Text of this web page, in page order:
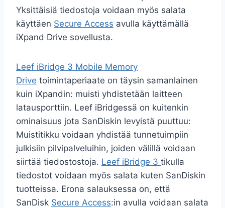
Yksittäisiä tiedostoja voidaan myös salata
käyttäen Secure Access avulla käyttämällä
iXpand Drive sovellusta.
Leef iBridge 3 Mobile Memory
Drive toimintaperiaate on täysin samanlainen
kuin iXpandin: muisti yhdistetään laitteen
latausporttiin. Leef iBridgessä on kuitenkin
ominaisuus jota SanDiskin levyistä puuttuu:
Muistitikku voidaan yhdistää tunnetuimpiin
julkisiin pilvipalveluihin, joiden välillä voidaan
siirtää tiedostostoja. Leef iBridge 3 tikulla
tiedostot voidaan myös salata kuten SanDiskin
tuotteissa. Erona salauksessa on, että
SanDisk Secure Access:in avulla voidaan salata